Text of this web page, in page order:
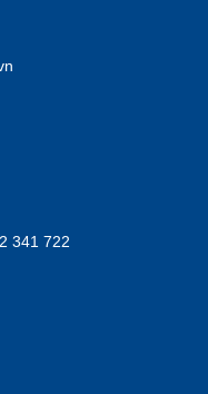
341 722